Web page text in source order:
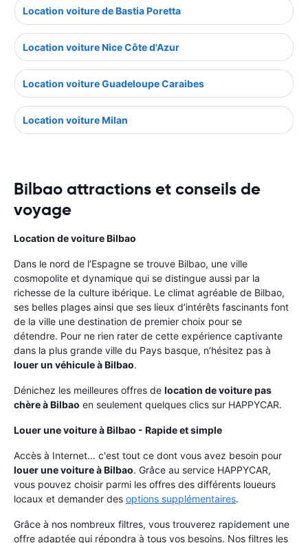
Location voiture de Bastia Poretta
Location voiture Nice Côte d'Azur
Location voiture Guadeloupe Caraibes
Location voiture Milan
Bilbao attractions et conseils de
voyage
Location de voiture Bilbao
Dans le nord de l’Espagne se trouve Bilbao, une ville
cosmopolite et dynamique qui se distingue aussi par la
richesse de la culture ibérique. Le climat agréable de Bilbao,
ses belles plages ainsi que ses lieux d’intérêts fascinants font
de la ville une destination de premier choix pour se
détendre. Pour ne rien rater de cette expérience captivante
dans la plus grande ville du Pays basque, n’hésitez pas à
louer un véhicule à Bilbao.
Dénichez les meilleures offres de location de voiture pas
chère à Bilbao en seulement quelques clics sur HAPPYCAR.
Louer une voiture à Bilbao - Rapide et simple
Accès à Internet... c'est tout ce dont vous avez besoin pour
louer une voiture à Bilbao. Grâce au service HAPPYCAR,
vous pouvez choisir parmi les offres des différents loueurs
locaux et demander des options supplémentaires.
Grâce à nos nombreux filtres, vous trouverez rapidement une
offre adaptée qui répondra à tous vos besoins. Nos filtres les